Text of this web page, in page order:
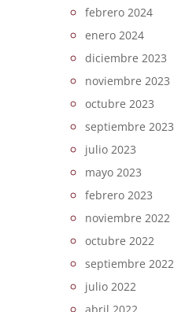
febrero 2024
enero 2024
diciembre 2023
noviembre 2023
octubre 2023
septiembre 2023
julio 2023
mayo 2023
febrero 2023
noviembre 2022
octubre 2022
septiembre 2022
julio 2022